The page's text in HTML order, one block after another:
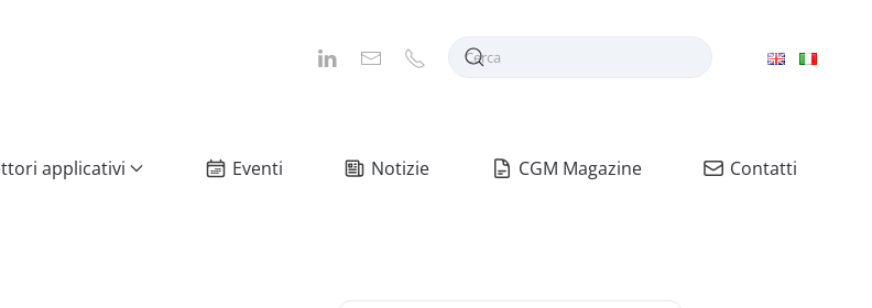
applicativi Eventi Notizie CGM Magazine Contatti